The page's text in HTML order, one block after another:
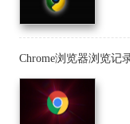
Chrome浏览器浏览记